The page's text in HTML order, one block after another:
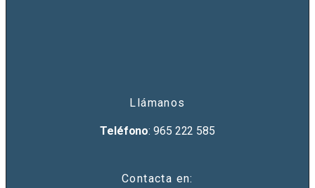
Llámanos
Teléfono: 965 222 585
Contacta en: